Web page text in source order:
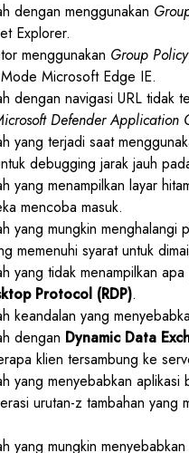
dengan menggunakan
Explorer.
menggunakan Group Policy
Microsoft Edge IE.
dengan navigasi URL tidak
Defender Application
yang terjadi saat
debugging jarak jauh
yang menampilkan layar
mencoba masuk.
yang mungkin menghalangi
memenuhi syarat untuk
yang tidak menampilkan
Protocol (RDP).
keandalan yang
dengan Dynamic Data
klien tersambung ke
yang menyebabkan
urutan-z tambahan yang
yang mungkin menyebabkan